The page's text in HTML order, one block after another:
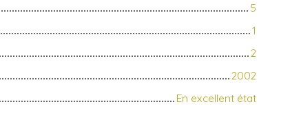
5
1
2
2002
En excellent état